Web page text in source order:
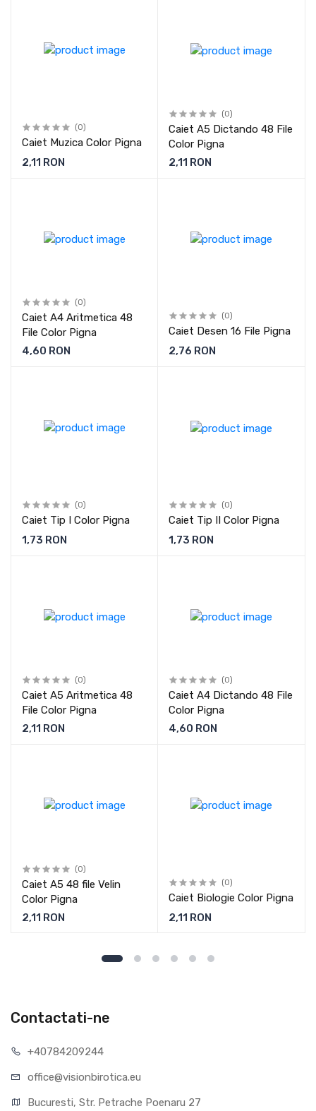
(0)
Caiet Muzica Color Pigna
2,11 RON
(0)
Caiet A5 Dictando 48 File
Color Pigna
2,11 RON
(0)
Caiet A4 Aritmetica 48
File Color Pigna
4,60 RON
(0)
Caiet Desen 16 File Pigna
2,76 RON
(0)
Caiet Tip I Color Pigna
1,73 RON
(0)
Caiet Tip II Color Pigna
1,73 RON
(0)
Caiet A5 Aritmetica 48
File Color Pigna
2,11 RON
(0)
Caiet A4 Dictando 48 File
Color Pigna
4,60 RON
(0)
Caiet A5 48 file Velin
Color Pigna
2,11 RON
(0)
Caiet Biologie Color Pigna
2,11 RON
Contactati-ne
+40784209244
office@visionbirotica.eu
Bucuresti, Str. Petrache Poenaru 27